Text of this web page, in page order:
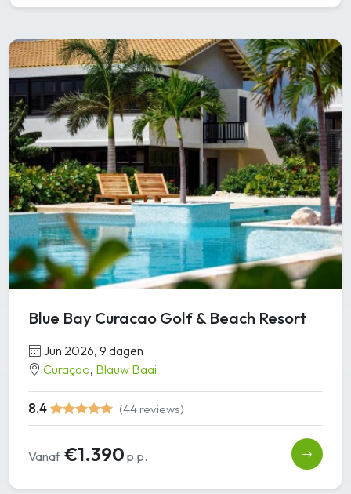
Blue Bay Curacao Golf & Beach Resort
Jun 2026, 9 dagen
Curaçao, Blauw Baai
8.4 (44 reviews)
Vanaf€1.390 p.p.